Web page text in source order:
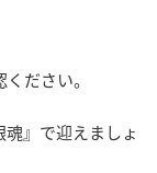
ださい。
』で迎えましょ